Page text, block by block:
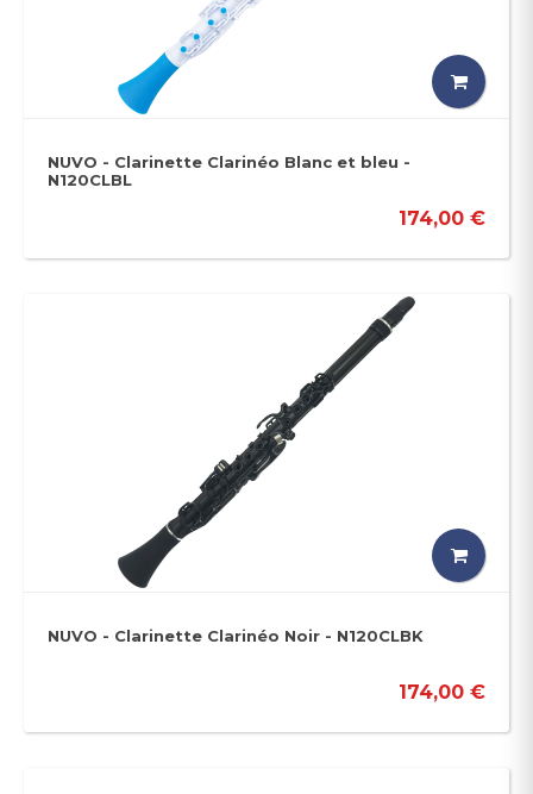
NUVO - Clarinette Clarinéo Blanc et bleu -
N120CLBL
174,00 €
NUVO - Clarinette Clarinéo Noir - N120CLBK
174,00 €